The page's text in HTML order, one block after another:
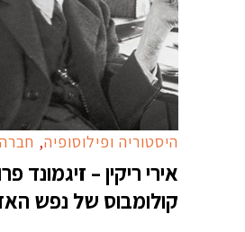
היסטוריה ופילוסופיה,
אירי ריקין – זיגמונד
קולומבוס של נפש